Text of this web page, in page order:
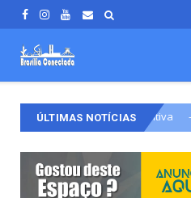
ÚLTIMAS NOTÍCIAS
Prisão Definitiva Celina Leão